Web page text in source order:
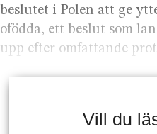
beslutet i Polen att ge
ofödda, ett beslut som
upp efter omfattande
Vill du